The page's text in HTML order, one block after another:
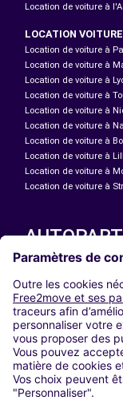
Location de voiture à
LOCATION
Location de voiture à
Location de voiture à
Location de voiture à
Location de voiture à
Location de voiture à
Location de voiture à
Location de voiture à
Location de voiture à
Location de voiture à
Location de voiture à
Paris
Madrid
Washington DC
Milan
Rome
Turin
Vienne
Berlin